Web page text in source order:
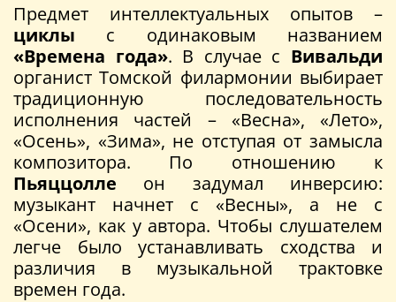
Предмет интеллектуальных опытов –
циклы с одинаковым названием
«Времена года». В случае с Вивальди
органист Томской филармонии выбирает
традиционную последовательность
исполнения частей – «Весна», «Лето»,
«Осень», «Зима», не отступая от замысла
композитора. По отношению к
Пьяццолле он задумал инверсию:
музыкант начнет с «Весны», а не с
«Осени», как у автора. Чтобы слушателем
легче было устанавливать сходства и
различия в музыкальной трактовке
времен года.